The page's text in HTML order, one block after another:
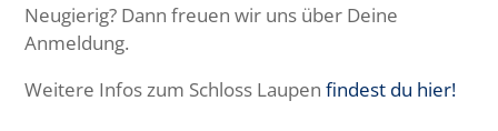
Neugierig? Dann freuen wir uns über Deine
Anmeldung.
Weitere Infos zum Schloss Laupenfindest du hier!